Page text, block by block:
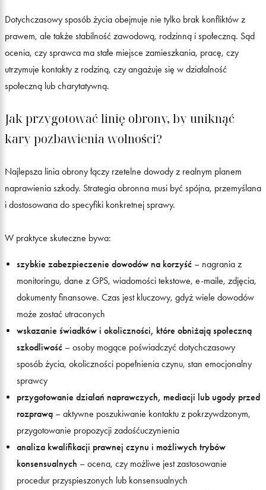
Dotychczasowy sposób życia obejmuje nie tylko brak konfliktów z
prawem, ale także stabilność zawodową, rodzinną i społeczną. Sąd
ocenia, czy sprawca ma stałe miejsce zamieszkania, pracę, czy
utrzymuje kontakty z rodziną, czy angażuje się w działalność
społeczną lub charytatywną.
Jak przygotować linię obrony, by uniknąć
kary pozbawienia wolności?
Najlepsza linia obrony łączy rzetelne dowody z realnym planem
naprawienia szkody. Strategia obronna musi być spójna, przemyślana
i dostosowana do specyfiki konkretnej sprawy.
W praktyce skuteczne bywa:
szybkie zabezpieczenie dowodów na korzyść – nagrania z
monitoringu, dane z GPS, wiadomości tekstowe, e-maile, zdjęcia,
dokumenty finansowe. Czas jest kluczowy, gdyż wiele dowodów
może zostać utraconych
wskazanie świadków i okoliczności, które obniżają społeczną
szkodliwość – osoby mogące poświadczyć dotychczasowy
sposób życia, okoliczności popełnienia czynu, stan emocjonalny
sprawcy
przygotowanie działań naprawczych, mediacji lub ugody przed
rozprawą – aktywne poszukiwanie kontaktu z pokrzywdzonym,
przygotowanie propozycji zadośćuczynienia
analiza kwalifikacji prawnej czynu i możliwych trybów
konsensualnych – ocena, czy możliwe jest zastosowanie
procedur przyspieszonych lub konsensualnych